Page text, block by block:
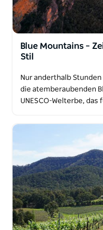
Blue Mountains –
Stil
Nur anderthalb
die atemberaubenden
UNESCO-Welterbe, das